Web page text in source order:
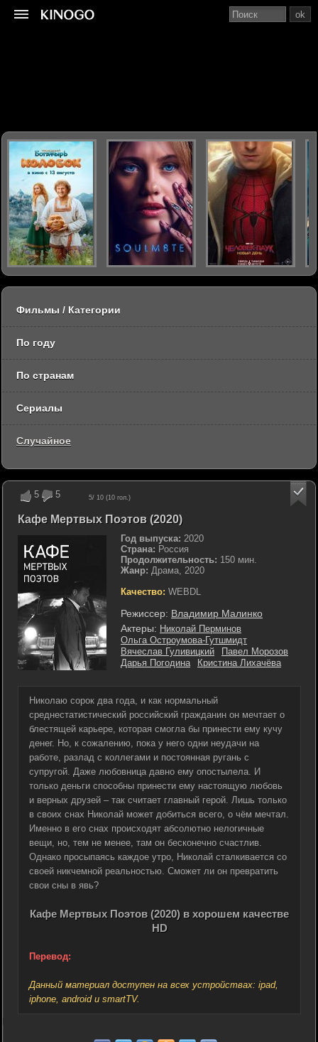
5 5 5/ 10 (10 гол.)
Кафе Мертвых Поэтов (2020)
Год выпуска: 2020
Страна: Россия
Продолжительность: 150 мин.
Жанр: Драма, 2020
Качество: WEBDL
Режиссер: Владимир Малинко
Актеры: Николай Перминов
Ольга Остроумова-Гутшмидт
Вячеслав Гуливицкий
Павел Морозов
Дарья Погодина
Кристина Лихачёва
Николаю сорок два года, и как нормальный
среднестатистический российский гражданин он мечтает о
блестящей карьере, которая смогла бы принести ему кучу
денег. Но, к сожалению, пока у него одни неудачи на
работе, разлад с коллегами и постоянная ругань с
супругой. Даже любовница давно ему опостылела. И
только деньги способны принести ему настоящую любовь
и верных друзей – так считает главный герой. Лишь только
в своих снах Николай может добиться всего, о чём мечтал.
Именно в его снах происходят абсолютно нелогичные
вещи, но, тем не менее, там он бесконечно счастлив.
Однако просыпаясь каждое утро, Николай сталкивается со
своей никчемной реальностью. Сможет ли он превратить
свои сны в явь?
Кафе Мертвых Поэтов (2020) в хорошем качестве
HD
Перевод:
Данный материал доступен на всех устройствах: ipad,
iphone, android и smartTV.
ok
Фильмы / Категории
По году
По странам
Сериалы
Случайное